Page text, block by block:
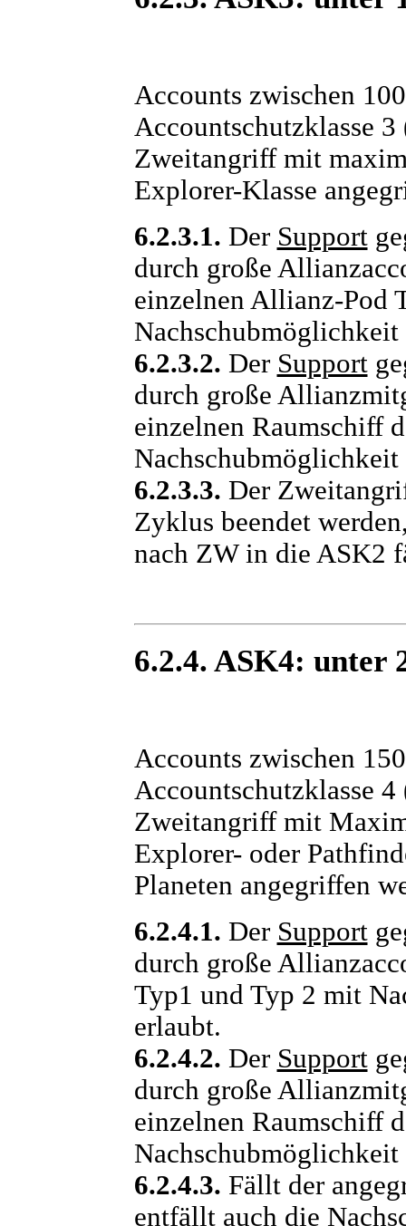
Accounts zwischen
Accountschutzklasse
Zweitangriff mit
Explorer-Klasse
6.2.3.1. Der Support
durch große
einzelnen Allianz-Pod
Nachschubmöglichkeit
6.2.3.2. Der Support
durch große
einzelnen Raumschiff
Nachschubmöglichkeit
6.2.3.3. Der
Zyklus beendet
nach ZW in die ASK2
6.2.4. ASK4: unter
Accounts zwischen
Accountschutzklasse
Zweitangriff mit
Explorer- oder
Planeten angegriffen
6.2.4.1. Der Support
durch große
Typ1 und Typ 2 mit
erlaubt.
6.2.4.2. Der Support
durch große
einzelnen Raumschiff
Nachschubmöglichkeit
6.2.4.3. Fällt der
entfällt auch die